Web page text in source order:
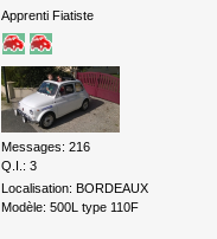
Apprenti Fiatiste
Messages: 216
Q.I.: 3
Localisation: BORDEAUX
Modèle: 500L type 110F